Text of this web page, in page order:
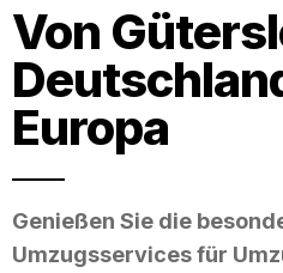
Von
Europa
Genießen Sie die
Umzugsservices für